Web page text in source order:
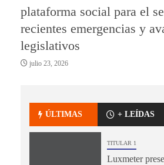
plataforma social para el
recientes emergencias y
legislativos
julio 23, 2026
ÚLTIMAS + LEÍDAS
TITULAR 1
Luxmeter